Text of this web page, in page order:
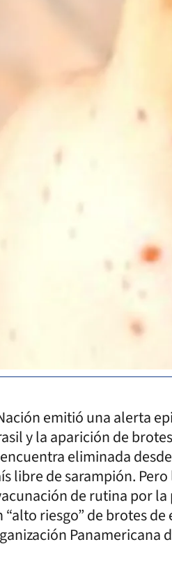
emitió una alerta
y la aparición de
eliminada
libre de sarampión.
de rutina por
“alto riesgo” de brotes
Panamericana